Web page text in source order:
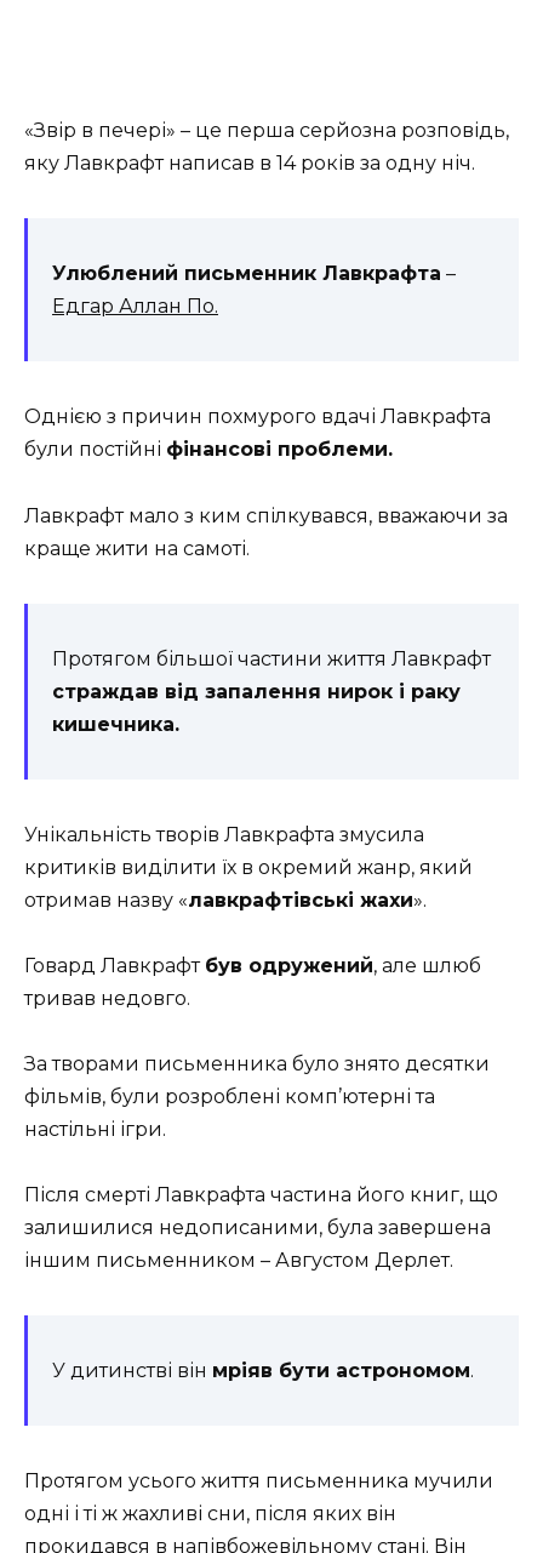
«Звір в печері» – це перша серйозна розповідь,
яку Лавкрафт написав в 14 років за одну ніч.
Улюблений письменник Лавкрафта –
Едгар Аллан По.
Однією з причин похмурого вдачі Лавкрафта
були постійні фінансові проблеми.
Лавкрафт мало з ким спілкувався, вважаючи за
краще жити на самоті.
Протягом більшої частини життя Лавкрафт
страждав від запалення нирок і раку
кишечника.
Унікальність творів Лавкрафта змусила
критиків виділити їх в окремий жанр, який
отримав назву «лавкрафтівські жахи».
Говард Лавкрафт був одружений, але шлюб
тривав недовго.
За творами письменника було знято десятки
фільмів, були розроблені комп’ютерні та
настільні ігри.
Після смерті Лавкрафта частина його книг, що
залишилися недописаними, була завершена
іншим письменником – Августом Дерлет.
У дитинстві він мріяв бути астрономом.
Протягом усього життя письменника мучили
одні і ті ж жахливі сни, після яких він
прокидався в напівбожевільному стані. Він